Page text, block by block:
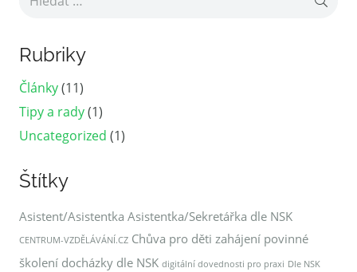
Rubriky
Články(11)
Tipy a rady(1)
Uncategorized (1)
Štítky
Asistent/Asistentka Asistentka/Sekretářka dle NSK
CENTRUM-VZDĚLÁVÁNÍ.CZ Chůva pro děti zahájení povinné
školení docházky dle NSK digitální dovednosti pro praxi Dle NSK